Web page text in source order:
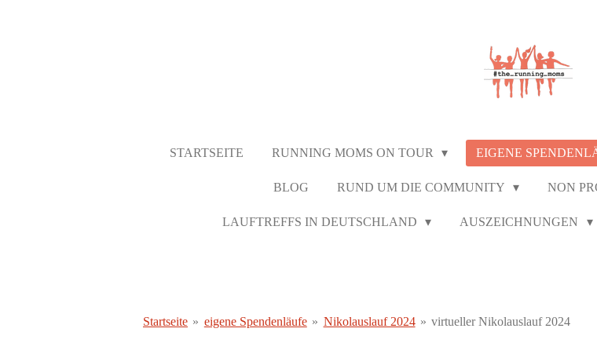
STARTSEITE RUNNING MOMS ON TOUR EIGENE
BLOG RUND UM DIE COMMUNITY NON
LAUFTREFFS IN DEUTSCHLAND AUSZEICHNUNGEN
Startseite » eigene Spendenläufe » Nikolauslauf 2024 » virtueller Nikolauslauf 2024